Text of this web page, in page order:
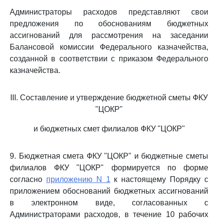
Администраторы расходов представляют свои
предложения по обоснованиям бюджетных
ассигнований для рассмотрения на заседании
Балансовой комиссии Федерального казначейства,
созданной в соответствии с приказом Федерального
казначейства.
III. Составление и утверждение бюджетной сметы ФКУ
"ЦОКР"
и бюджетных смет филиалов ФКУ "ЦОКР"
9. Бюджетная смета ФКУ "ЦОКР" и бюджетные сметы
филиалов ФКУ "ЦОКР" формируется по форме
согласно приложению N 1 к настоящему Порядку с
приложением обоснований бюджетных ассигнований
в электронном виде, согласованных с
Администраторами расходов, в течение 10 рабочих